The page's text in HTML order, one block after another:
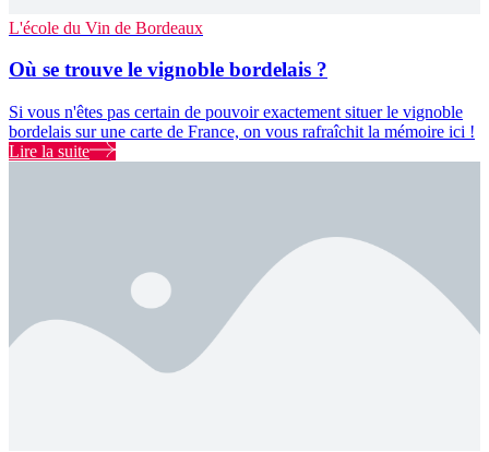
L'école du Vin de Bordeaux
Où se trouve le vignoble bordelais ?
Si vous n'êtes pas certain de pouvoir exactement situer le vignoble
bordelais sur une carte de France, on vous rafraîchit la mémoire ici !
Lire la suite